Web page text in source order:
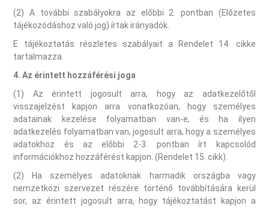
(2) A további szabályokra az előbbi 2. pontban (Előzetes
tájékozódáshoz való jog) írtak irányadók.
E tájékoztatás részletes szabályait a Rendelet 14. cikke
tartalmazza.
4.Az érintett hozzáférési joga
(1) Az érintett jogosult arra, hogy az adatkezelőtől
visszajelzést kapjon arra vonatkozóan, hogy személyes
adatainak kezelése folyamatban van-e, és ha ilyen
adatkezelés folyamatban van, jogosult arra, hogy a személyes
adatokhoz és az előbbi 2-3. pontban írt kapcsolód
információkhoz hozzáférést kapjon. (Rendelet 15. cikk).
(2) Ha személyes adatoknak harmadik országba vagy
nemzetközi szervezet részére történő továbbítására kerül
sor, az érintett jogosult arra, hogy tájékoztatást kapjon a